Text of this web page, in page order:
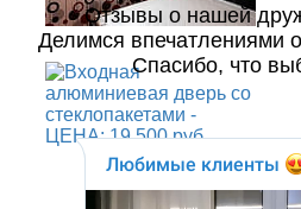
Отзывы о нашей
Делимся впечатлениями
Спасибо, что